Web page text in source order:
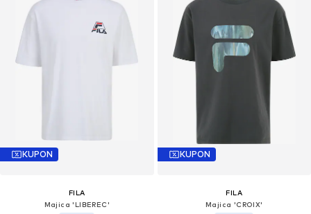
KUPON
FILA
Majica 'LIBEREC'
KUPON
FILA
Majica 'CROIX'